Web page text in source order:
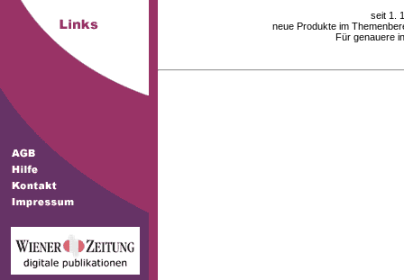
seit 1.
neue Produkte im
Für genauere